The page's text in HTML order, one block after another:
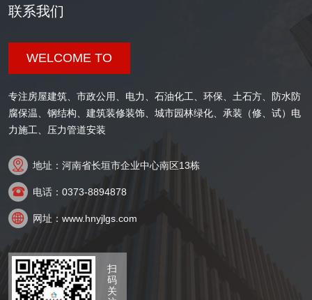
联系我们
WELCOME TO
专注房屋建筑、市政公用、电力、石油化工、环保、土石方、防水防
腐保温、钢结构、建筑装修装饰、城市园林绿化、承装（修、试）电
力施工、压力管道安装
 地址：河南省长垣市企业中心南区13栋
 电话：0373-8894878
 网址：www.hnyjlgs.com
扫
码
关